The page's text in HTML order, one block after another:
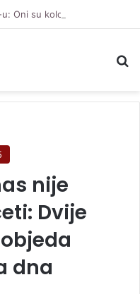
nije
Dvije
dna